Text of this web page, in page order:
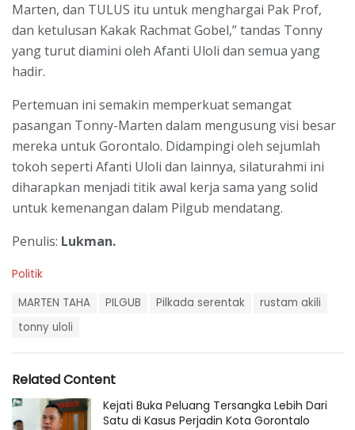
Marten, dan TULUS itu untuk menghargai Pak Prof,
dan ketulusan Kakak Rachmat Gobel,” tandas Tonny
yang turut diamini oleh Afanti Uloli dan semua yang
hadir.
Pertemuan ini semakin memperkuat semangat
pasangan Tonny-Marten dalam mengusung visi besar
mereka untuk Gorontalo. Didampingi oleh sejumlah
tokoh seperti Afanti Uloli dan lainnya, silaturahmi ini
diharapkan menjadi titik awal kerja sama yang solid
untuk kemenangan dalam Pilgub mendatang.
Penulis: Lukman.
C
i
e
s
Politik
MARTEN TAHA PILGUB Pilkada serentak
rustam akili
tonny uloli
Related Content
Kejati Buka Peluang Tersangka Lebih Dari
Satu di Kasus Perjadin Kota Gorontalo